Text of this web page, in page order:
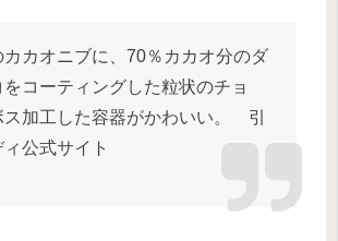
カカオニブに、70％カカオ分のダ
コーティングした粒状のチョ
ス加工した容器がかわいい。 引
公式サイト